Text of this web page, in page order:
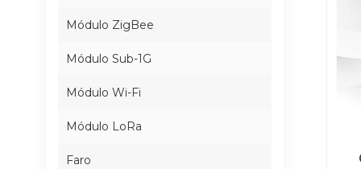
Módulo ZigBee
Módulo Sub-1G
Módulo Wi-Fi
Módulo LoRa
Faro